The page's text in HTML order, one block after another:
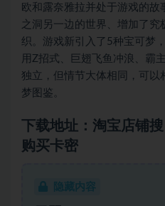
欧和露奈雅拉并处于游戏的故
之洞另一边的世界、增加了究
织。游戏新引入了5种宝可梦
用Z招式、巨翅飞鱼冲浪、霸
独立，但情节大体相同，可以
梦图鉴。
下载地址：淘宝店铺
购买卡密
隐藏内容